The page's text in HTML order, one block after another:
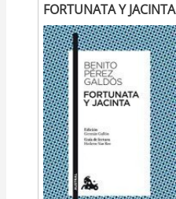
FORTUNATA Y JACINTA